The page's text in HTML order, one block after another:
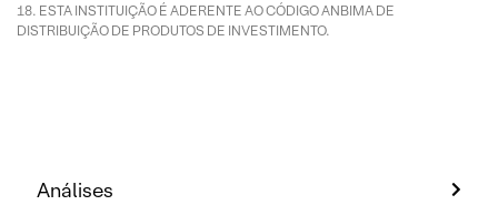
ESTA INSTITUIÇÃO É ADERENTE AO CÓDIGO ANBIMA DE
DISTRIBUIÇÃO DE PRODUTOS DE INVESTIMENTO.
Análises